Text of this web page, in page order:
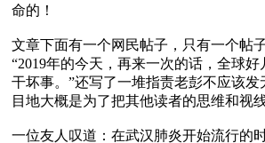
命的！
文章下面有一个网民帖子，只有一个帖
“2019年的今天，再来一次的话，全球
干坏事。”还写了一堆指责老彭不应该发
目地大概是为了把其他读者的思维和视
一位友人叹道：在武汉肺炎开始流行的